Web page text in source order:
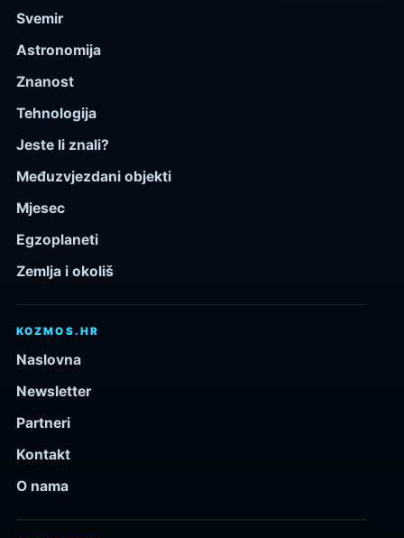
Svemir
Astronomija
Znanost
Tehnologija
Jeste li znali?
Međuzvjezdani objekti
Mjesec
Egzoplaneti
Zemlja i okoliš
KOZMOS.HR
Naslovna
Newsletter
Partneri
Kontakt
O nama